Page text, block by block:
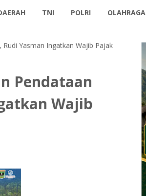
TNI POLRI OLAHRAGA
Yasman Ingatkan Wajib Pajak
Pendataan
Wajib